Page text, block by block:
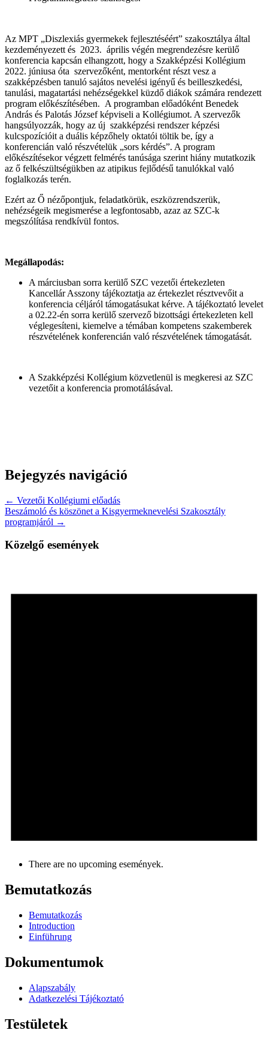
Az MPT „Diszlexiás gyermekek fejlesztéséért” szakosztálya által
kezdeményezett és 2023. április végén megrendezésre kerülő
konferencia kapcsán elhangzott, hogy a Szakképzési Kollégium
2022. júniusa óta szervezőként, mentorként részt vesz a
szakképzésben tanuló sajátos nevelési igényű és beilleszkedési,
tanulási, magatartási nehézségekkel küzdő diákok számára rendezett
program előkészítésében. A programban előadóként Benedek
András és Palotás József képviseli a Kollégiumot. A szervezők
hangsúlyozzák, hogy az új szakképzési rendszer képzési
kulcspozícióit a duális képzőhely oktatói töltik be, így a
konferencián való részvételük „sors kérdés”. A program
előkészítésekor végzett felmérés tanúsága szerint hiány mutatkozik
az ő felkészültségükben az atipikus fejlődésű tanulókkal való
foglalkozás terén.
Ezért az Ő nézőpontjuk, feladatkörük, eszközrendszerük,
nehézségeik megismerése a legfontosabb, azaz az SZC-k
megszólítása rendkívül fontos.
Megállapodás:
A márciusban sorra kerülő SZC vezetői értekezleten
Kancellár Asszony tájékoztatja az értekezlet résztvevőit a
konferencia céljáról támogatásukat kérve. A tájékoztató levelet
a 02.22-én sorra kerülő szervező bizottsági értekezleten kell
véglegesíteni, kiemelve a témában kompetens szakemberek
részvételének konferencián való részvételének támogatását.
A Szakképzési Kollégium közvetlenül is megkeresi az SZC
vezetőit a konferencia promotálásával.
Bejegyzés navigáció
← Vezetői Kollégiumi előadás
Beszámoló és köszönet a Kisgyermeknevelési Szakosztály
programjáról →
Közelgő események
There are no upcoming események.
Bemutatkozás
Bemutatkozás
Introduction
Einführung
Dokumentumok
Alapszabály
Adatkezelési Tájékoztató
Testületek